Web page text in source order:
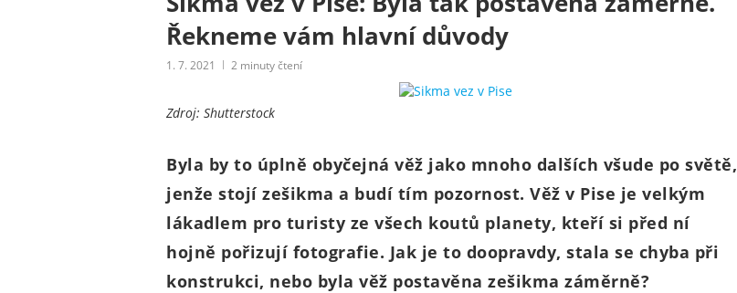
Řekneme vám hlavní důvody
1. 7. 2021 2 minuty čtení
Zdroj: Shutterstock
Byla by to úplně obyčejná věž jako mnoho dalších všude po světě,
jenže stojí zešikma a budí tím pozornost. Věž v Pise je velkým
lákadlem pro turisty ze všech koutů planety, kteří si před ní
hojně pořizují fotografie. Jak je to doopravdy, stala se chyba při
konstrukci, nebo byla věž postavěna zešikma záměrně?